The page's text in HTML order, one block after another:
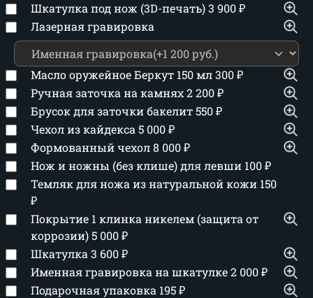
Шкатулка под нож (3D-печать)3 900₽
Лазерная гравировка
Масло оружейное Беркут 150 мл300₽
Ручная заточка на камнях2 200₽
Брусок для заточки бакелит550₽
Чехол из кайдекса 5 000₽
Формованный чехол8 000₽
Нож и ножны (без клише) для левши 100₽
Темляк для ножа из натуральной кожи 150
₽
Покрытие 1 клинка никелем (защита от
коррозии)5 000₽
Шкатулка 3 600₽
Именная гравировка на шкатулке2 000₽
Подарочная упаковка 195₽